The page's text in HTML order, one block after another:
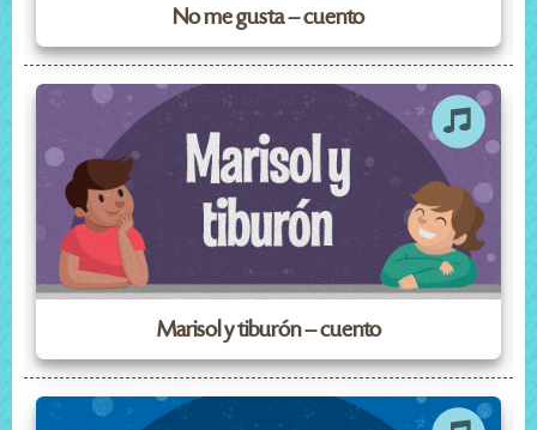
No me gusta – cuento
Marisol y tiburón – cuento